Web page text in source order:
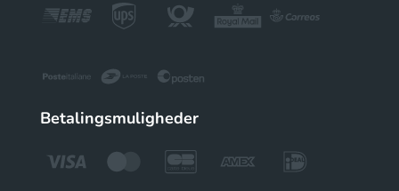
Betalingsmuligheder